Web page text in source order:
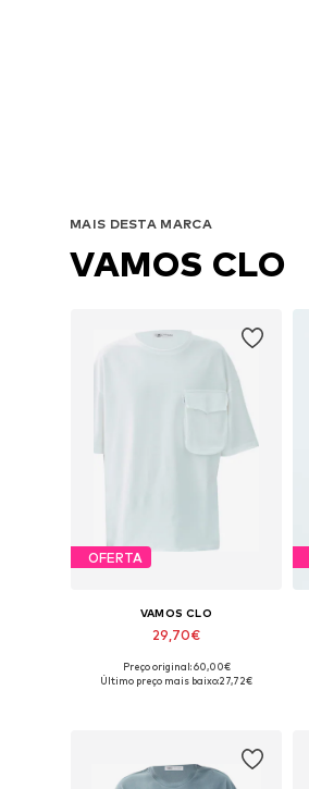
MAIS DESTA MARCA
VAMOS CLO
OFERTA
VAMOS CLO
29,70€
Tamanhos disponíveis: S, M, L, XL
Preço original: 60,00€
Último preço mais baixo:27,72€